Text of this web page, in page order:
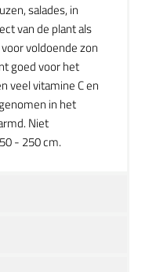
salades, in
van de plant als
voldoende zon
goed voor het
veel vitamine C en
in het
Niet
- 250 cm.